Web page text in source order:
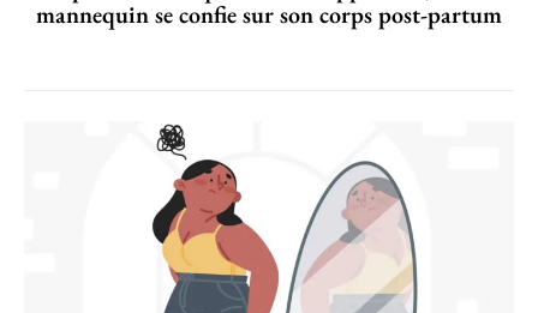
mannequin se confie sur son corps post-partum